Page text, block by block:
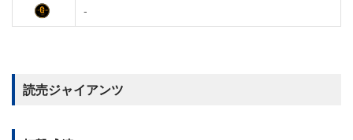
-
読売ジャイアンツ